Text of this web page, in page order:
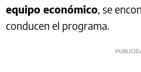
equipo económico, se
conducen el programa.